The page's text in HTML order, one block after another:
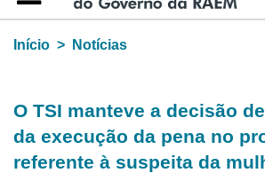
Índice
Início
Notícias
O TSI manteve a decisão
da execução da pena no
referente à suspeita da